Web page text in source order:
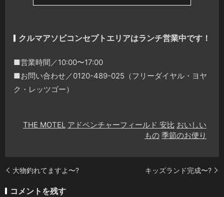
クルマアソビコンセプトエリアはランチ営業中です！
■営業時間／10:00〜17:00
■お問い合わせ／0120-489-025（フリーダイヤル・ヨヤ
ク・レッツゴー）
THE MOTEL アドベンチャーフィールド 安比 おいしい
もの 季節のお便り
大物釣れてますよ〜? キッズランド完成〜?
コメントを残す